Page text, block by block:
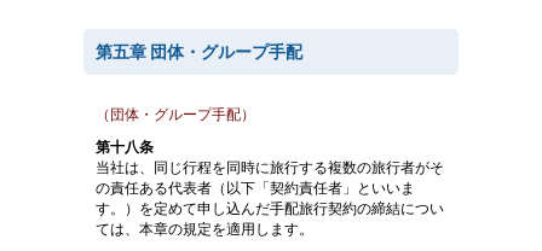
第五章 団体・グループ手配
（団体・グループ手配）
第十八条
当社は、同じ行程を同時に旅行する複数の旅行者がそ
の責任ある代表者（以下「契約責任者」といいま
す。）を定めて申し込んだ手配旅行契約の締結につい
ては、本章の規定を適用します。